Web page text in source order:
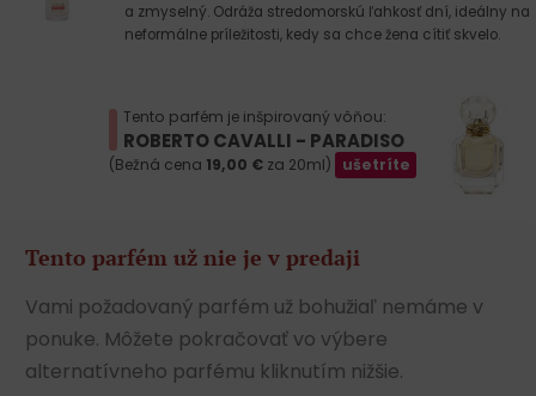
a zmyselný. Odráža stredomorskú ľahkosť dní, ideálny na
neformálne príležitosti, kedy sa chce žena cítiť skvelo.
Tento parfém je inšpirovaný vôňou:
ROBERTO CAVALLI - PARADISO
(Bežná cena 19,00 € za 20ml) ušetríte
Tento parfém už nie je v predaji
Vami požadovaný parfém už bohužiaľ nemáme v
ponuke. Môžete pokračovať vo výbere
alternatívneho parfému kliknutím nižšie.